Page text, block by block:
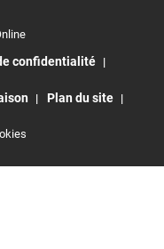
confidentialité
Plan du site